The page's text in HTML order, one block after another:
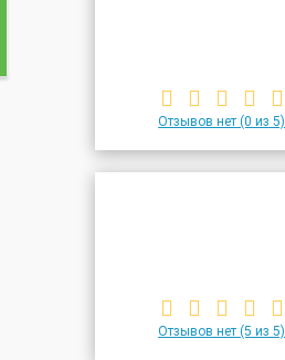
Отзывов нет (0 из 5)
Отзывов нет (5 из 5)